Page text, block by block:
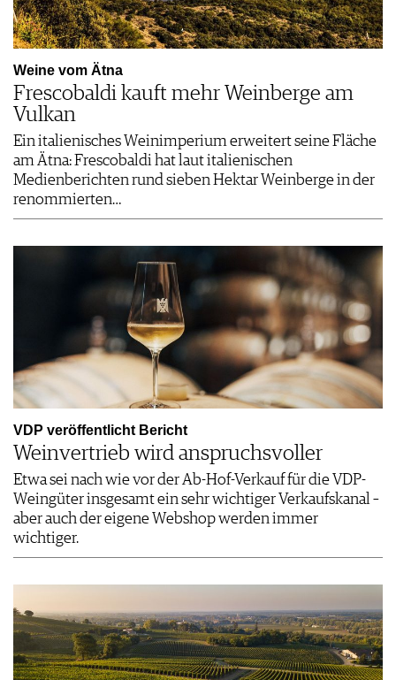
Weine vom Ätna
Frescobaldi kauft mehr Weinberge am
Vulkan
Ein italienisches Weinimperium erweitert seine Fläche
am Ätna: Frescobaldi hat laut italienischen
Medienberichten rund sieben Hektar Weinberge in der
renommierten…
VDP veröffentlicht Bericht
Weinvertrieb wird anspruchsvoller
Etwa sei nach wie vor der Ab-Hof-Verkauf für die VDP-
Weingüter insgesamt ein sehr wichtiger Verkaufskanal –
aber auch der eigene Webshop werden immer
wichtiger.